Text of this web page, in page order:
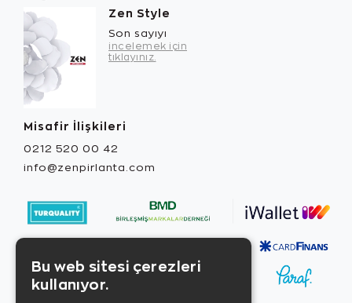
Zen Style
Son sayıyı
incelemek için
tıklayınız.
Misafir İlişkileri
0212 520 00 42
info@zenpirlanta.com
Bu web sitesi çerezleri
kullanıyor.